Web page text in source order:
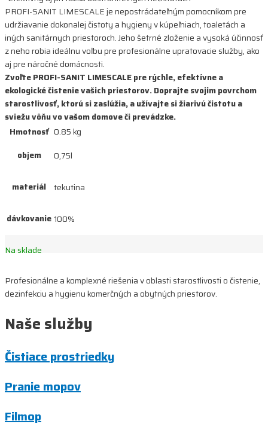
PROFI-SANIT LIMESCALE je nepostrádateľným pomocníkom pre
udržiavanie dokonalej čistoty a hygieny v kúpeľniach, toaletách a
iných sanitárnych priestoroch. Jeho šetrné zloženie a vysoká účinnosť
z neho robia ideálnu voľbu pre profesionálne upratovacie služby, ako
aj pre náročné domácnosti.
Zvoľte PROFI-SANIT LIMESCALE pre rýchle, efektívne a
ekologické čistenie vašich priestorov. Doprajte svojim povrchom
starostlivosť, ktorú si zaslúžia, a užívajte si žiarivú čistotu a
sviežu vôňu vo vašom domove či prevádzke.
Hmotnosť 0.85 kg
objem
0,75l
materiál tekutina
dávkovanie100%
Na sklade
Profesionálne a komplexné riešenia v oblasti starostlivosti o čistenie,
dezinfekciu a hygienu komerčných a obytných priestorov.
Naše služby
Čistiace prostriedky
Pranie mopov
Filmop